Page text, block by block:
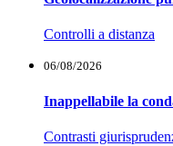
Controlli a distanza
06/08/2026
Inappellabile la
Contrasti